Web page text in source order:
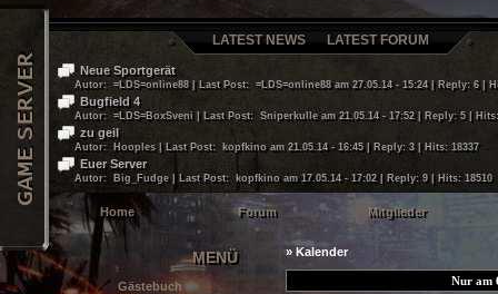
LATEST NEWS LATEST FORUM
Neue Sportgerät
Autor: =LDS=online88 | Last Post: =LDS=online88 am 27.05.14 - 15:24 | Reply: 6 |
Bugfield 4
Autor: =LDS=BoxSveni | Last Post: Sniperkulle am 21.05.14 - 17:52 | Reply: 5 | Hits:
zu geil
Autor: Hooples | Last Post: kopfkino am 21.05.14 - 16:45 | Reply: 3 | Hits: 18337
Euer Server
Autor: Big_Fudge | Last Post: kopfkino am 17.05.14 - 17:02 | Reply: 9 | Hits: 18510
Home Forum Mitglieder
MENÜ
Gästebuch
» Kalender
Nur am